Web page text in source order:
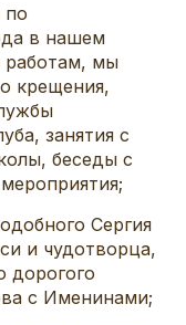
по
в нашем
работам, мы
крещения,
занятия с
беседы с
Сергия
и чудотворца,
дорогого
с Именинами;